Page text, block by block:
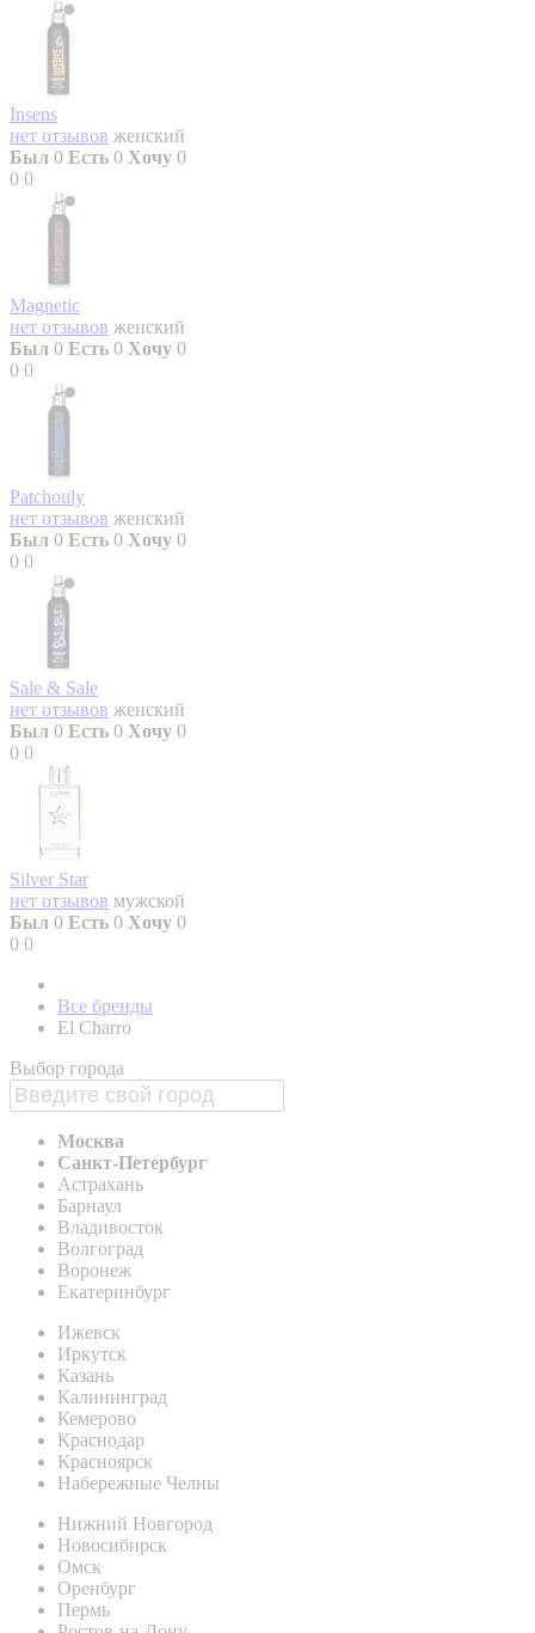
Insens
нет отзывов женский
Был 0 Есть 0 Хочу 0
0 0
Magnetic
нет отзывов женский
Был 0 Есть 0 Хочу 0
0 0
Patchouly
нет отзывов женский
Был 0 Есть 0 Хочу 0
0 0
Sale & Sale
нет отзывов женский
Был 0 Есть 0 Хочу 0
0 0
Silver Star
нет отзывов мужской
Был 0 Есть 0 Хочу 0
0 0
Все бренды
El Charro
Выбор города
Москва
Санкт-Петербург
Астрахань
Барнаул
Владивосток
Волгоград
Воронеж
Екатеринбург
Ижевск
Иркутск
Казань
Калининград
Кемерово
Краснодар
Красноярск
Набережные Челны
Нижний Новгород
Новосибирск
Омск
Оренбург
Пермь